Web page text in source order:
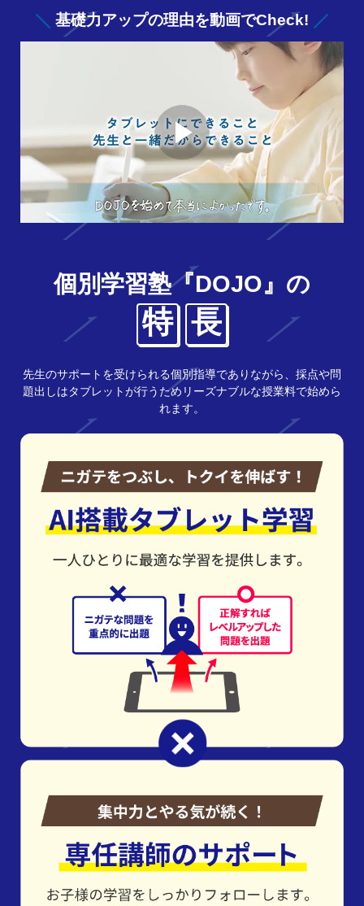
基礎力アップの理由を動画でCheck!
個別学習塾『DOJO』の
特 長
先生のサポートを受けられる個別指導でありながら、採点や問
題出しはタブレットが行うためリーズナブルな授業料で始めら
れます。